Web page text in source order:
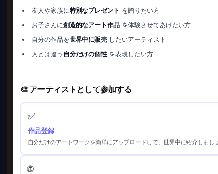
友人や家族に特別なプレゼント を贈りたい方
お子さんに創造的なアート作品 を体験させてあげたい方
自分の作品を世界中に販売 したいアーティスト
人とは違う 自分だけの個性 を表現したい方
🎨 アーティストとして参加する
✅
作品登録
自分だけのアートワークを簡単にアップロードして、世界中に紹介しまし
🌐